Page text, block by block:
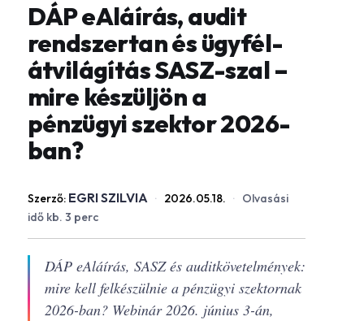
DÁP eAláírás, audit
rendszertan és ügyfél-
átvilágítás SASZ-szal –
mire készüljön a
pénzügyi szektor 2026-
ban?
Szerző: EGRI SZILVIA · 2026.05.18. · Olvasási
idő kb. 3 perc
DÁP eAláírás, SASZ és auditkövetelmények:
mire kell felkészülnie a pénzügyi szektornak
2026-ban? Webinár 2026. június 3-án,